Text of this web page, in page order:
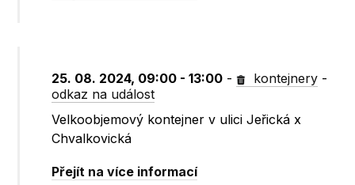
25. 08. 2024, 09:00 - 13:00 - kontejnery -
odkaz na událost
Velkoobjemový kontejner v ulici Jeřická x
Chvalkovická
Přejít na více informací